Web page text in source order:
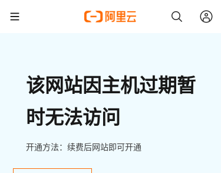
该网站因主机过期暂
时无法访问
开通方法：续费后网站即可开通